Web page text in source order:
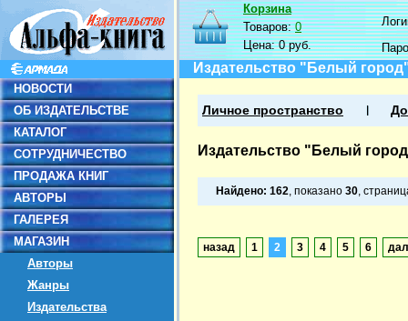
НОВОСТИ
ОБ ИЗДАТЕЛЬСТВЕ
КАТАЛОГ
СОТРУДНИЧЕСТВО
ПРОДАЖА КНИГ
АВТОРЫ
ГАЛЕРЕЯ
МАГАЗИН
Авторы
Жанры
Издательства
Корзина
Товаров:0
Цена:0 руб.
Издательство "Белый
Личное пространство
Издательство "Белый
Найдено: 162, показано 30,
назад 1 2 3 4 5 6